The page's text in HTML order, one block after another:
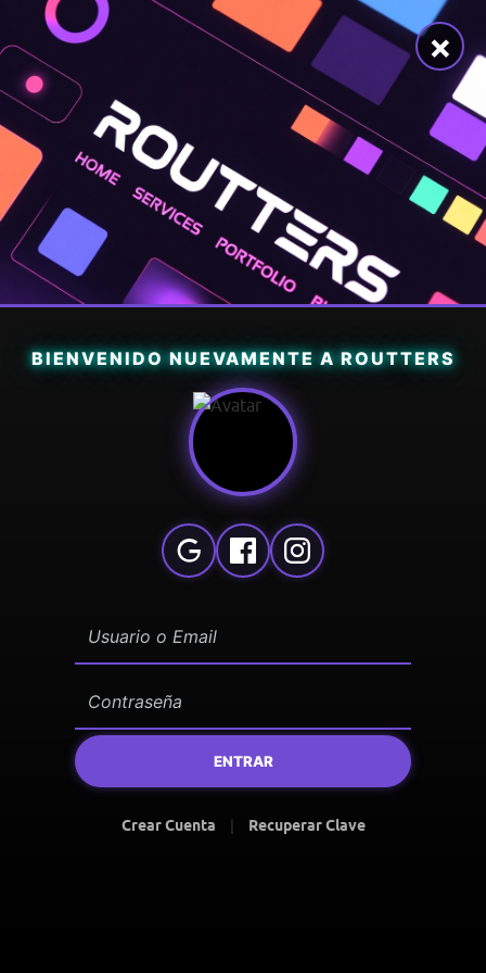
×
BIENVENIDO NUEVAMENTE A ROUTTERS
ENTRAR
Crear Cuenta Recuperar Clave